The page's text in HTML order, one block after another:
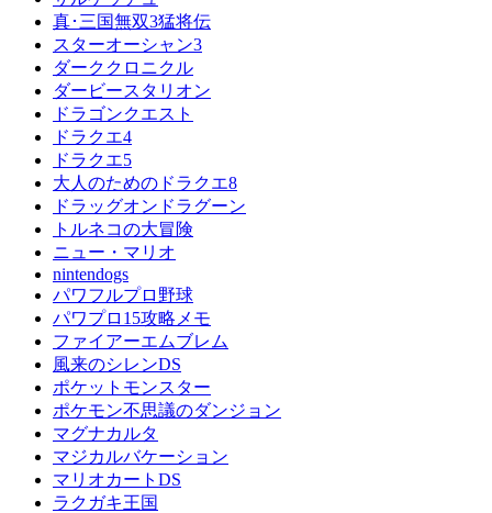
真･三国無双3猛将伝
スターオーシャン3
ダーククロニクル
ダービースタリオン
ドラゴンクエスト
ドラクエ4
ドラクエ5
大人のためのドラクエ8
ドラッグオンドラグーン
トルネコの大冒険
ニュー・マリオ
nintendogs
パワフルプロ野球
パワプロ15攻略メモ
ファイアーエムブレム
風来のシレンDS
ポケットモンスター
ポケモン不思議のダンジョン
マグナカルタ
マジカルバケーション
マリオカートDS
ラクガキ王国